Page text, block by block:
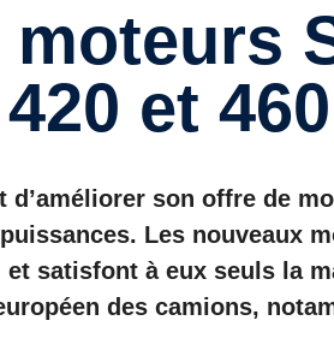
et
d’améliorer son offre de
Les nouveaux
et satisfont à eux seuls la
des camions,